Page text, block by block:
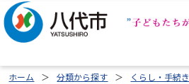
ホーム 分類から探す くらし・手続き